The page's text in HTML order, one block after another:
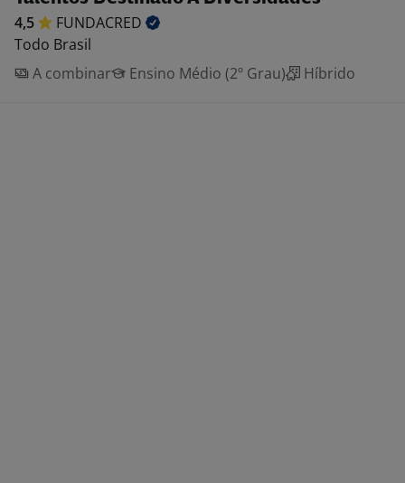
4,5
FUNDACRED
Todo Brasil
A combinar
Ensino Médio (2º Grau) Híbrido